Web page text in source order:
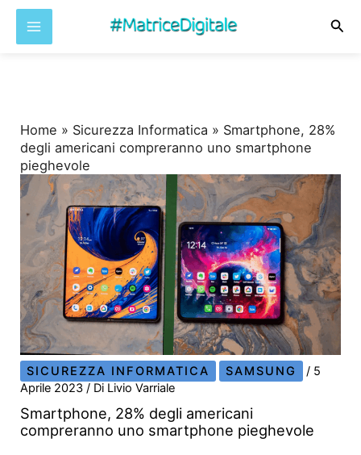
Home » Sicurezza Informatica » Smartphone, 28%
degli americani compreranno uno smartphone
pieghevole
SICUREZZA INFORMATICA SAMSUNG / 5
Aprile 2023/ Di Livio Varriale
Smartphone, 28% degli americani
compreranno uno smartphone pieghevole